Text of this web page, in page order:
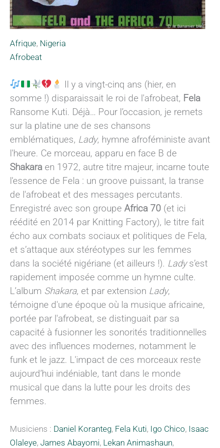
Afrique, Nigeria
Afrobeat
Il y a vingt-cinq ans (hier, en
somme !) disparaissait le roi de l'afrobeat, Fela
Ransome Kuti. Déjà… Pour l’occasion, je remets
sur la platine une de ses chansons
emblématiques, Lady, hymne afroféministe avant
l'heure. Ce morceau, apparu en face B de
Shakara en 1972, autre titre majeur, incarne toute
l'essence de Fela : un groove puissant, la transe
de l'afrobeat et des messages percutants.
Enregistré avec son groupe Africa 70 (et ici
réédité en 2014 par Knitting Factory), le titre fait
écho aux combats sociaux et politiques de Fela,
et s’attaque aux stéréotypes sur les femmes
dans la société nigériane (et ailleurs !). Ladys’est
rapidement imposée comme un hymne culte.
L’album Shakara, et par extension Lady,
témoigne d'une époque où la musique africaine,
portée par l'afrobeat, se distinguait par sa
capacité à fusionner les sonorités traditionnelles
avec des influences modernes, notamment le
funk et le jazz. L'impact de ces morceaux reste
aujourd’hui indéniable, tant dans le monde
musical que dans la lutte pour les droits des
femmes.
Musiciens : Daniel Koranteg, Fela Kuti, Igo Chico, Isaac
Olaleye, James Abayomi, Lekan Animashaun,